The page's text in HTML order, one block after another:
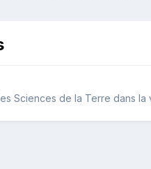
Sciences de la Terre dans la